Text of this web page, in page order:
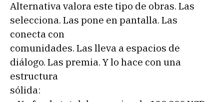
Alternativa valora este tipo de obras. Las
selecciona. Las pone en pantalla. Las
conecta con
comunidades. Las lleva a espacios de
diálogo. Las premia. Y lo hace con una
estructura
sólida: